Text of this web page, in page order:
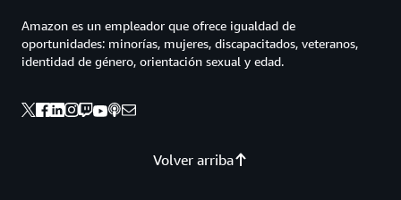
Volver arriba
Amazon es un empleador que ofrece igualdad de
oportunidades: minorías, mujeres, discapacitados, veteranos,
identidad de género, orientación sexual y edad.